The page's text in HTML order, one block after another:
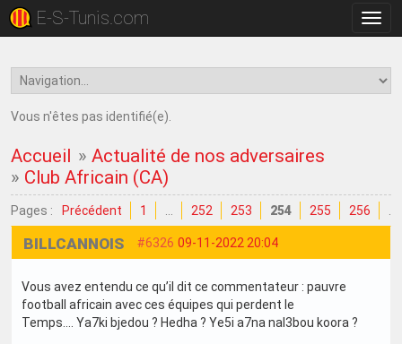
la
E-S-Tunis.com
Vous n'êtes pas identifié(e).
Accueil »Actualité de nos adversaires
» Club Africain (CA)
Pages : Précédent 1 252 253 254 255 256
#6326 09-11-2022 20:04
BILLCANNOIS
Vous avez entendu ce qu’il dit ce commentateur : pauvre
football africain avec ces équipes qui perdent le
Temps…. Ya7ki bjedou ? Hedha ? Ye5i a7na nal3bou koora ?